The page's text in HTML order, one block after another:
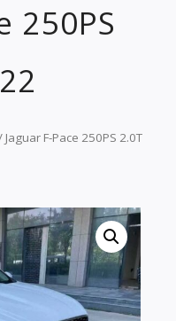
250PS
Jaguar F-Pace 250PS 2.0T